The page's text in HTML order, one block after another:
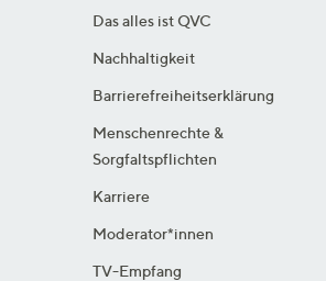
Das alles ist QVC
Nachhaltigkeit
Barrierefreiheitserklärung
Menschenrechte &
Sorgfaltspflichten
Karriere
Moderator*innen
TV-Empfang